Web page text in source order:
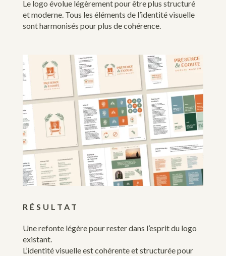
Le logo évolue légèrement pour être plus structuré
et moderne. Tous les éléments de l’identité visuelle
sont harmonisés pour plus de cohérence.
RÉSULTAT
Une refonte légère pour rester dans l’esprit du logo
existant.
L’identité visuelle est cohérente et structurée pour